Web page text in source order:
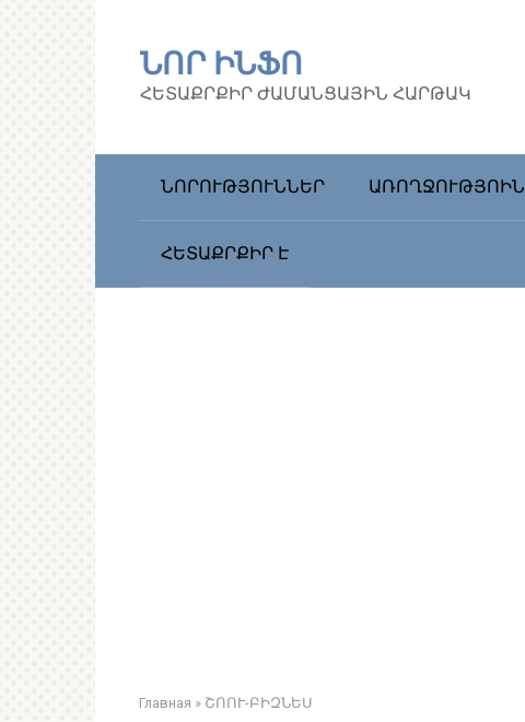
ՆՈՐ ԻՆՖՈ
ՀԵՏԱՔՐՔԻՐ ԺԱՄԱՆՑԱՅԻՆ ՀԱՐԹԱԿ
ՆՈՐՈՒԹՅՈՒՆՆԵՐ ԱՌՈՂՋՈՒԹՅՈԻՆ
ՀԵՏԱՔՐՔԻՐ Է
Главная » ՇՈՈՒ-ԲԻԶՆԵՍ